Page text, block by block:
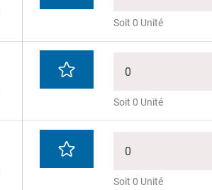
Soit 0 Unité
0
Soit 0 Unité
0
Soit 0 Unité